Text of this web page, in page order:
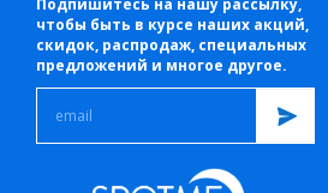
Подпишитесь на нашу рассылку,
чтобы быть в курсе наших акций,
скидок, распродаж, специальных
предложений и многое другое.